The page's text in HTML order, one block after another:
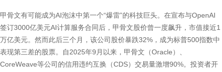
甲骨文有可能成为AI泡沫中第一个“爆雷”的科技巨头。在宣布与OpenAI
签订3000亿美元AI计算服务合同后，甲骨文股价曾一度飙升，市值接近1
万亿美元。然而此后三个月，该公司股价暴跌32%，成为标普500指数中
表现第三差的股票。自2025年9月以来，甲骨文（Oracle）、
CoreWeave等公司的信用违约互换（CDS）交易量激增90%。投资者开